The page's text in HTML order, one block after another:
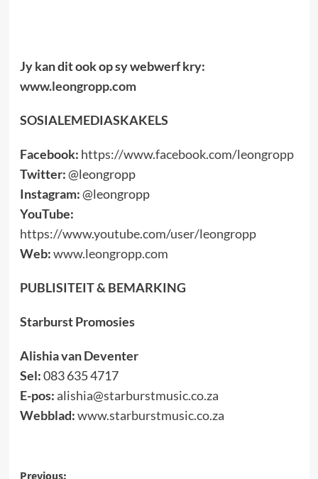
Jy kan dit ook op sy webwerf kry:
www.leongropp.com
SOSIALEMEDIASKAKELS
Facebook: https://www.facebook.com/leongropp
Twitter:@leongropp
Instagram:@leongropp
YouTube:
https://www.youtube.com/user/leongropp
Web:www.leongropp.com
PUBLISITEIT & BEMARKING
Starburst Promosies
Alishia van Deventer
Sel:083 635 4717
E-pos: alishia@starburstmusic.co.za
Webblad:www.starburstmusic.co.za